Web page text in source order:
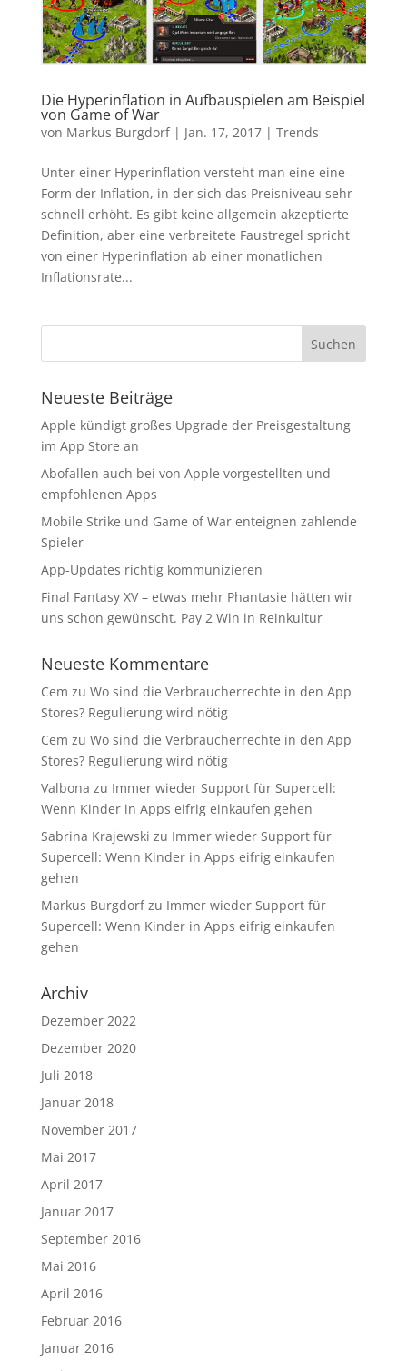
Die Hyperinflation in Aufbauspielen am Beispiel
von Game of War
von Markus Burgdorf| Jan. 17, 2017| Trends
Unter einer Hyperinflation versteht man eine eine
Form der Inflation, in der sich das Preisniveau sehr
schnell erhöht. Es gibt keine allgemein akzeptierte
Definition, aber eine verbreitete Faustregel spricht
von einer Hyperinflation ab einer monatlichen
Inflationsrate...
Neueste Beiträge
Apple kündigt großes Upgrade der Preisgestaltung
im App Store an
Abofallen auch bei von Apple vorgestellten und
empfohlenen Apps
Mobile Strike und Game of War enteignen zahlende
Spieler
App-Updates richtig kommunizieren
Final Fantasy XV – etwas mehr Phantasie hätten wir
uns schon gewünscht. Pay 2 Win in Reinkultur
Neueste Kommentare
Cem zu Wo sind die Verbraucherrechte in den App
Stores? Regulierung wird nötig
Cem zu Wo sind die Verbraucherrechte in den App
Stores? Regulierung wird nötig
Valbona zu Immer wieder Support für Supercell:
Wenn Kinder in Apps eifrig einkaufen gehen
Sabrina Krajewski zu Immer wieder Support für
Supercell: Wenn Kinder in Apps eifrig einkaufen
gehen
Markus Burgdorfzu Immer wieder Support für
Supercell: Wenn Kinder in Apps eifrig einkaufen
gehen
Archiv
Dezember 2022
Dezember 2020
Juli 2018
Januar 2018
November 2017
Mai 2017
April 2017
Januar 2017
September 2016
Mai 2016
April 2016
Februar 2016
Januar 2016